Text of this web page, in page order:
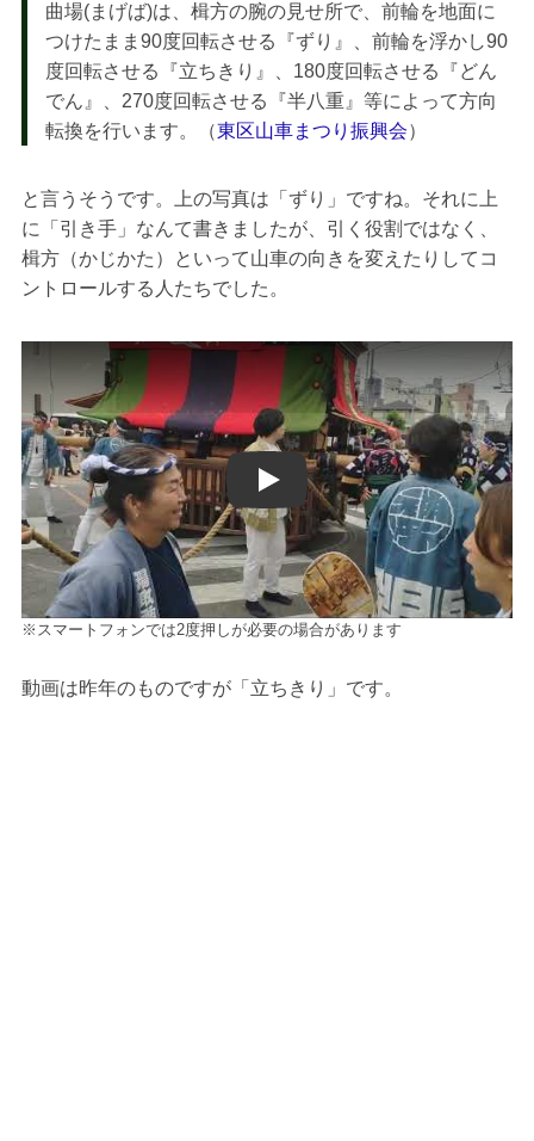
曲場(まげば)は、楫方の腕の見せ所で、前輪を地面に
つけたまま90度回転させる『ずり』、前輪を浮かし90
度回転させる『立ちきり』、180度回転させる『どん
でん』、270度回転させる『半八重』等によって方向
転換を行います。（東区山車まつり振興会）
と言うそうです。上の写真は「ずり」ですね。それに上
に「引き手」なんて書きましたが、引く役割ではなく、
楫方（かじかた）といって山車の向きを変えたりしてコ
ントロールする人たちでした。
2025年6月8日名古屋市東区筒井町
※スマートフォンでは2度押しが必要の場合があります
動画は昨年のものですが「立ちきり」です。